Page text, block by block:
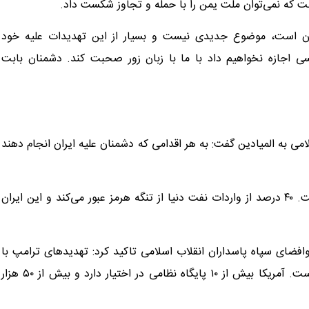
که نمی‌توان ملت یمن را با حمله و تجاوز شکست داد.
است، موضوع جدیدی نیست و بسیار از این تهدیدات علیه خود
اجازه نخواهیم داد با ما با زبان زور صحبت کند. دشمنان بابت
به المیادین گفت: به هر اقدامی که دشمنان علیه ایران انجام دهند
وی افزود احتمال آسیب رساندن به آمریکا در دریا بسیار زیاد است. ۴۰ درصد از واردات نفت دنیا از تنگه هرمز عبور می‌کند و این ایران
سپاه پاسداران انقلاب اسلامی تاکید کرد: تهدیدهای ترامپ با
توجه به آنچه آمریکا در اطراف ما دارد بیشتر شبیه یک شوخی است. آمریکا بیش از ۱۰ پایگاه نظامی در اختیار دارد و بیش از ۵۰ هزار